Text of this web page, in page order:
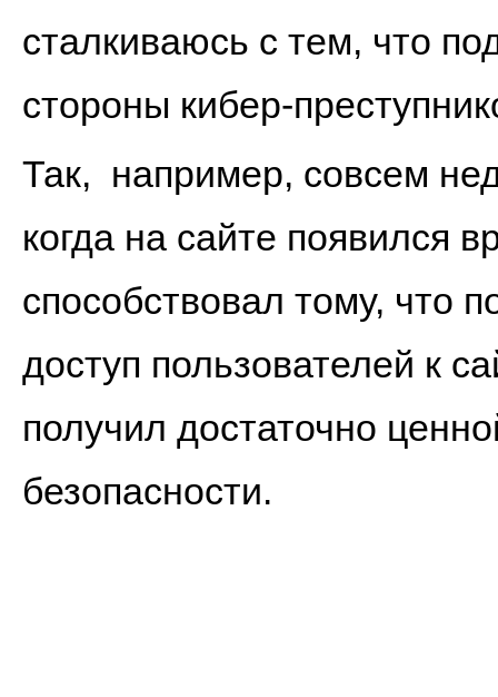
сталкиваюсь с тем, что
стороны кибер-
Так, например, совсем
когда на сайте появился
способствовал тому, что
доступ пользователей к
получил достаточно
безопасности.